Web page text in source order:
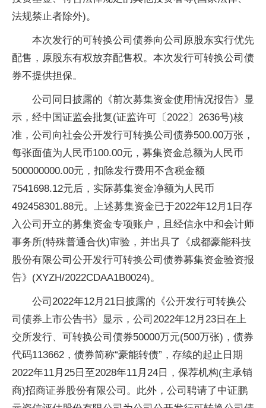
法规禁止者除外)。
本次发行的可转换公司债券向公司原股东实行优先
配售，原股东有权放弃配售权。本次发行可转换公司债
券不提供担保。
公司同日披露的《前次募集资金使用情况报告》显
示，经中国证监会批复(证监许可〔2022〕2636号)核
准，公司向社会公开发行可转换公司债券500.00万张，
每张面值为人民币100.00元，募集资金总额为人民币
500000000.00元，扣除发行费用不含税金额
7541698.12元后，实际募集资金净额为人民币
492458301.88元。上述募集资金已于2022年12月1日存
入公司开立的募集资金专项账户，且经信永中和会计师
事务所(特殊普通合伙)审验，并出具了《成都豪能科技
股份有限公司公开发行可转换公司债券募集资金验资报
告》(XYZH/2022CDAA1B0024)。
公司2022年12月21日披露的《公开发行可转换公
司债券上市公告书》显示，公司2022年12月23日在上
交所发行、可转换公司债券50000万元(500万张)，债券
代码113662，债券简称“豪能转债”，存续的起止日期
2022年11月25日至2028年11月24日，保荐机构(主承销
商)招商证券股份有限公司。此外，公司聘请了中证鹏